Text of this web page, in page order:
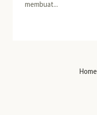
membuat...
Home